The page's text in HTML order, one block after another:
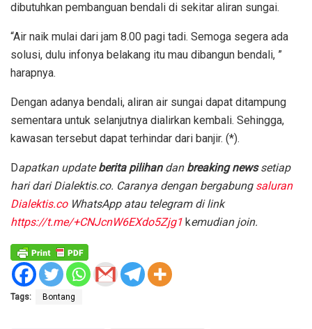
dibutuhkan pembanguan bendali di sekitar aliran sungai.
“Air naik mulai dari jam 8.00 pagi tadi. Semoga segera ada
solusi, dulu infonya belakang itu mau dibangun bendali, ”
harapnya.
Dengan adanya bendali, aliran air sungai dapat ditampung
sementara untuk selanjutnya dialirkan kembali. Sehingga,
kawasan tersebut dapat terhindar dari banjir. (*).
Dapatkan updateberita pilihan dan breaking newssetiap
hari dari Dialektis.co. Caranya dengan bergabung saluran
Dialektis.co WhatsApp atau telegram di link
https://t.me/+CNJcnW6EXdo5Zjg1 kemudian join.
Tags: Bontang